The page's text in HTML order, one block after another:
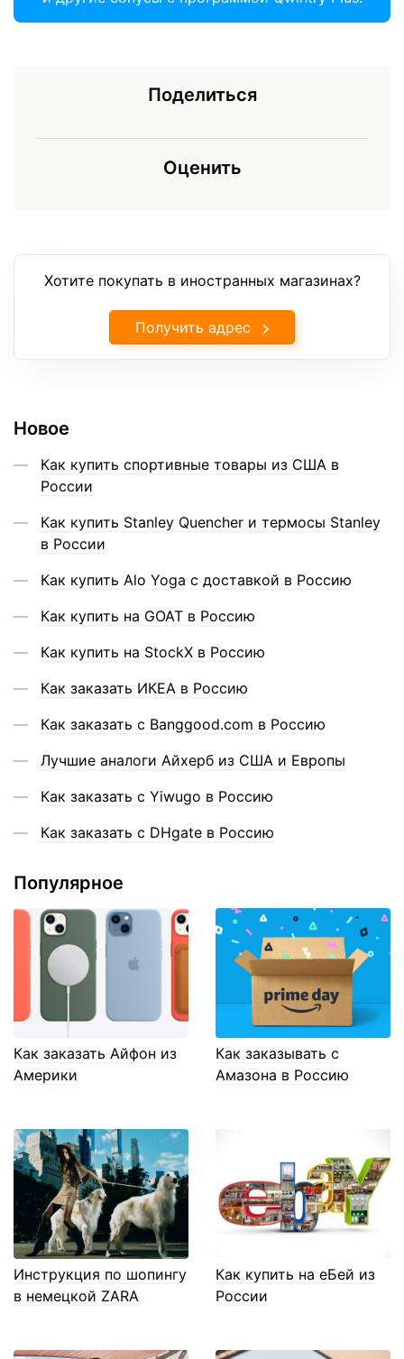
Поделиться
Оценить
Хотите покупать в иностранных магазинах?
Получить адрес
Новое
Как купить спортивные товары из США в
России
Как купить Stanley Quencher и термосы Stanley
в России
Как купить Alo Yoga с доставкой в Россию
Как купить на GOAT в Россию
Как купить на StockX в Россию
Как заказать ИКЕА в Россию
Как заказать с Banggood.com в Россию
Лучшие аналоги Айхерб из США и Европы
Как заказать с Yiwugo в Россию
Как заказать с DHgate в Россию
Популярное
Как заказать Айфон из
Америки
Как заказывать с
Амазона в Россию
Инструкция по шопингу
в немецкой ZARA
Как купить на еБей из
России